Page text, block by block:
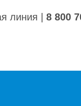
линия 8 800